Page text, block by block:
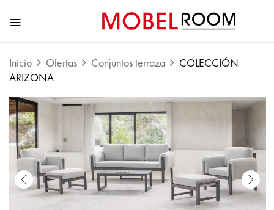
Inicio Ofertas Conjuntos terraza
COLECCIÓN
ARIZONA